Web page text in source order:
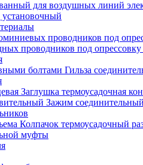
Гильза
Заглушка термоусадочная
Зажим
Колпачок термоусадочный
муфты